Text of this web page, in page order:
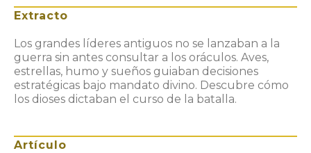
Extracto
Los grandes líderes antiguos no se lanzaban a la
guerra sin antes consultar a los oráculos. Aves,
estrellas, humo y sueños guiaban decisiones
estratégicas bajo mandato divino. Descubre cómo
los dioses dictaban el curso de la batalla.
Artículo